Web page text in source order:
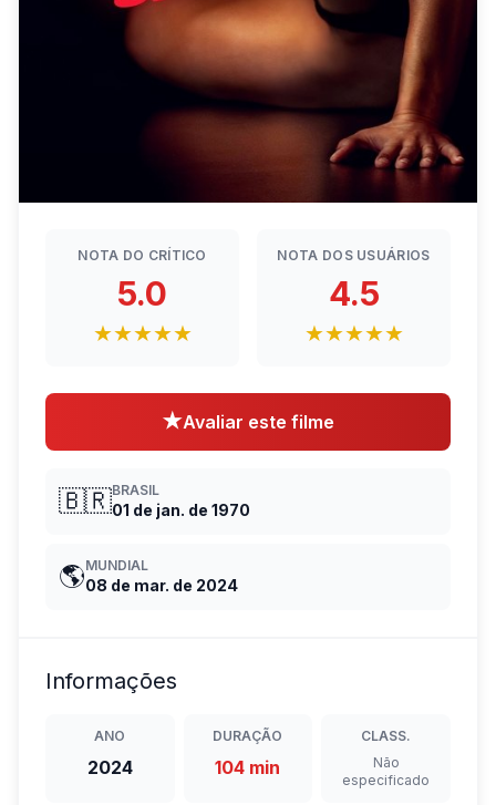
NOTA DO CRÍTICO
5.0
★★★★★
NOTA DOS USUÁRIOS
4.5
★★★★★
★Avaliar este filme
🇧🇷BRASIL
01 de jan. de 1970
🌎MUNDIAL
08 de mar. de 2024
Informações
ANO
2024
DURAÇÃO
104 min
CLASS.
Não
especificado